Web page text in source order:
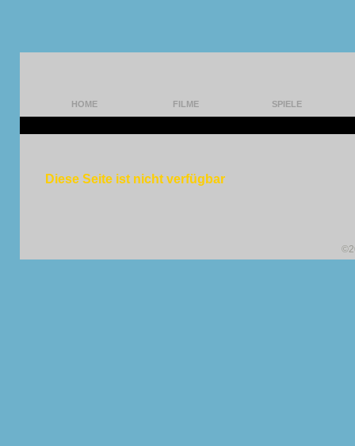
HOME FILME SPIELE
Diese Seite ist nicht verfügbar